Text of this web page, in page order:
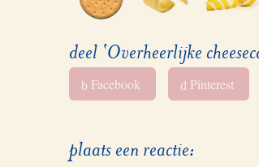
deel ‘Overheerlijke
b Facebook d Pinterest
plaats een reactie: